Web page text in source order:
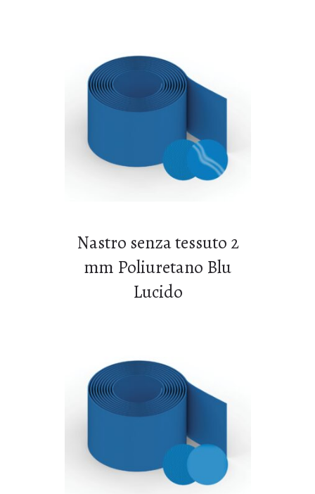
Nastro senza tessuto 2
mm Poliuretano Blu
Lucido